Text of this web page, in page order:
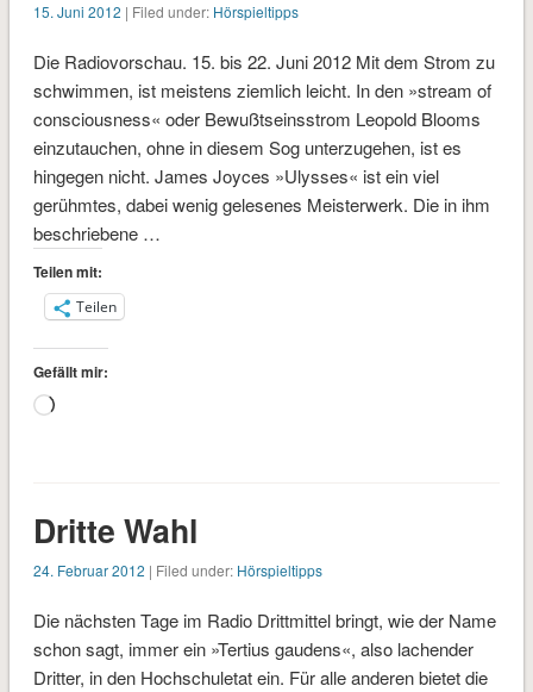
15. Juni 2012 | Filed under: Hörspieltipps
Die Radiovorschau. 15. bis 22. Juni 2012 Mit dem Strom zu
schwimmen, ist meistens ziemlich leicht. In den »stream of
consciousness« oder Bewußtseinsstrom Leopold Blooms
einzutauchen, ohne in diesem Sog unterzugehen, ist es
hingegen nicht. James Joyces »Ulysses« ist ein viel
gerühmtes, dabei wenig gelesenes Meisterwerk. Die in ihm
beschriebene …
Teilen mit:
Teilen
Gefällt mir:
Wird
Dritte Wahl
24. Februar 2012 | Filed under: Hörspieltipps
Die nächsten Tage im Radio Drittmittel bringt, wie der Name
schon sagt, immer ein »Tertius gaudens«, also lachender
Dritter, in den Hochschuletat ein. Für alle anderen bietet die